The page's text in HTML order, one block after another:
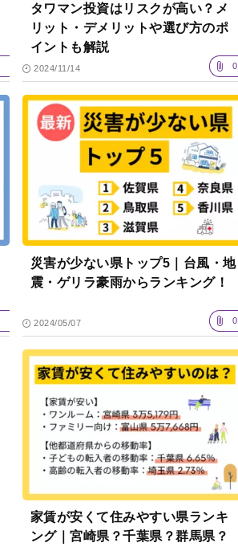
タワマン投資はリスクが高い？メ
リット・デメリットや選び方のポ
イントも解説
2024/11/14 0
災害が少ない県トップ5｜台風・地
震・ゲリラ豪雨からランキング！
2024/05/07 0
家賃が安くて住みやすい県ランキ
ング｜宮崎県？千葉県？群馬県？